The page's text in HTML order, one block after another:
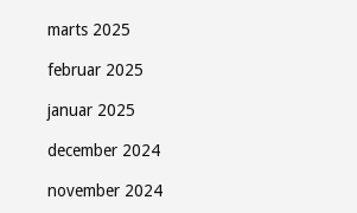
marts 2025
februar 2025
januar 2025
december 2024
november 2024